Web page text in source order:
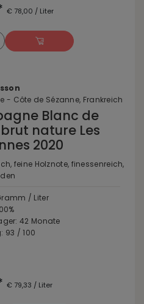
€ 78,00 / Liter
- Côte de Sézanne, Frankreich
Blanc de
nature Les
2020
feine Holznote, finessenreich,
/ Liter
42 Monate
93 / 100
€ 79,33 / Liter